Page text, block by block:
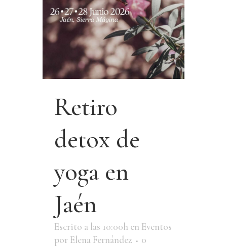
Retiro
detox de
yoga en
Jaén
Escrito a las 10:00h en Eventos
por Elena Fernández
0